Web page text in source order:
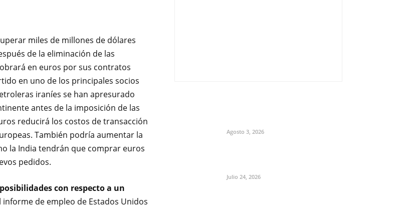
miles de millones de dólares
de la eliminación de las
en euros por sus contratos
en uno de los principales socios
iraníes se han apresurado
antes de la imposición de las
reducirá los costos de transacción
También podría aumentar la
la India tendrán que comprar euros
pedidos.
con respecto a un
informe de empleo de Estados Unidos
Agosto 3, 2026
Julio 24, 2026